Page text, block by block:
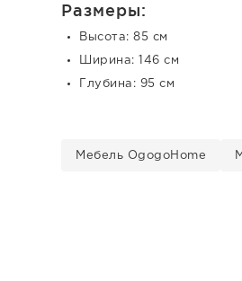
Размеры:
Высота: 85 см
Ширина: 146 см
Глубина: 95 см
Мебель OgogoHome